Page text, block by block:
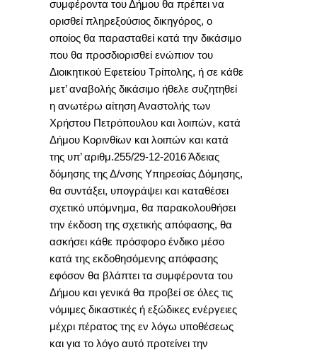
συμφέροντα του Δήμου θα πρέπει να
ορισθεί πληρεξούσιος δικηγόρος, ο
οποίος θα παρασταθεί κατά την δικάσιμο
που θα προσδιορισθεί ενώπιον του
Διοικητικού Εφετείου Τρίπολης, ή σε κάθε
μετ’ αναβολής δικάσιμο ήθελε συζητηθεί
η ανωτέρω αίτηση Αναστολής των
Χρήστου Πετρόπουλου και λοιπών, κατά
Δήμου Κορινθίων και λοιπών και κατά
της υπ’ αριθμ.255/29-12-2016 Άδειας
δόμησης της Δ/νσης Υπηρεσίας Δόμησης,
θα συντάξει, υπογράψει και καταθέσει
σχετικό υπόμνημα, θα παρακολουθήσει
την έκδοση της σχετικής απόφασης, θα
ασκήσει κάθε πρόσφορο ένδικο μέσο
κατά της εκδοθησόμενης απόφασης
εφόσον θα βλάπτει τα συμφέροντα του
Δήμου και γενικά θα προβεί σε όλες τις
νόμιμες δικαστικές ή εξώδικες ενέργειες
μέχρι πέρατος της εν λόγω υποθέσεως
και για το λόγο αυτό προτείνει την